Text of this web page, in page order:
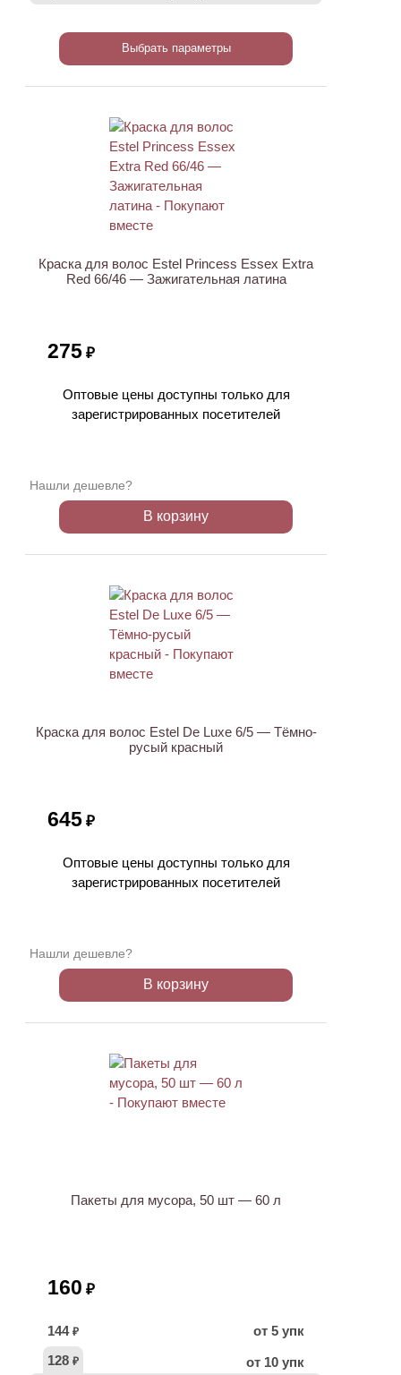
Выбрать параметры
Краска для волос Estel Princess Essex Extra
Red 66/46 — Зажигательная латина
275 ₽
Оптовые цены доступны только для
зарегистрированных посетителей
Нашли дешевле?
В корзину
Краска для волос Estel De Luxe 6/5 — Тёмно-
русый красный
645 ₽
Оптовые цены доступны только для
зарегистрированных посетителей
Нашли дешевле?
В корзину
Пакеты для мусора, 50 шт — 60 л
160 ₽
144 ₽
от 5 упк
128 ₽ от 10 упк